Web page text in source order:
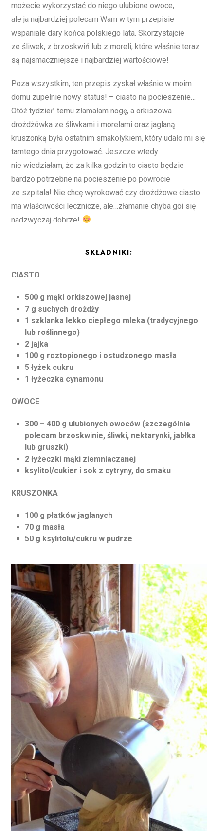
możecie wykorzystać do niego ulubione owoce,
ale ja najbardziej polecam Wam w tym przepisie
wspaniale dary końca polskiego lata. Skorzystajcie
ze śliwek, z brzoskwiń lub z moreli, które właśnie teraz
są najsmaczniejsze i najbardziej wartościowe!
Poza wszystkim, ten przepis zyskał właśnie w moim
domu zupełnie nowy status! – ciasto na pocieszenie…
Otóż tydzień temu złamałam nogę, a orkiszowa
drożdżówka ze śliwkami i morelami oraz jaglaną
kruszonką była ostatnim smakołykiem, który udało mi się
tamtego dnia przygotować. Jeszcze wtedy
nie wiedziałam, że za kilka godzin to ciasto będzie
bardzo potrzebne na pocieszenie po powrocie
ze szpitala! Nie chcę wyrokować czy drożdżowe ciasto
ma właściwości lecznicze, ale…złamanie chyba goi się
nadzwyczaj dobrze!
SKŁADNIKI:
CIASTO
500 g mąki orkiszowej jasnej
7 g suchych drożdży
1 szklanka lekko ciepłego mleka (tradycyjnego
lub roślinnego)
2 jajka
100 g roztopionego i ostudzonego masła
5 łyżek cukru
1 łyżeczka cynamonu
OWOCE
300 – 400 g ulubionych owoców (szczególnie
polecam brzoskwinie, śliwki, nektarynki, jabłka
lub gruszki)
2 łyżeczki mąki ziemniaczanej
ksylitol/cukier i sok z cytryny, do smaku
KRUSZONKA
100 g płatków jaglanych
70 g masła
50 g ksylitolu/cukru w pudrze